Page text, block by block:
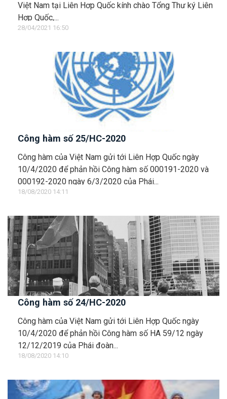
Việt Nam tại Liên Hơp Quốc kính chào Tổng Thư ký Liên
Hợp Quốc,...
28/04/2021 16:50
Công hàm số 25/HC-2020
Công hàm của Việt Nam gửi tới Liên Hợp Quốc ngày
10/4/2020 để phản hồi Công hàm số 000191-2020 và
000192-2020 ngày 6/3/2020 của Phái...
18/08/2020 14:11
Công hàm số 24/HC-2020
Công hàm của Việt Nam gửi tới Liên Hợp Quốc ngày
10/4/2020 để phản hồi Công hàm số HA 59/12 ngày
12/12/2019 của Phái đoàn...
18/08/2020 14:10